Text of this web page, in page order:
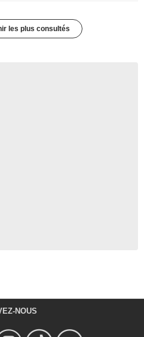
les plus consultés
NOUS